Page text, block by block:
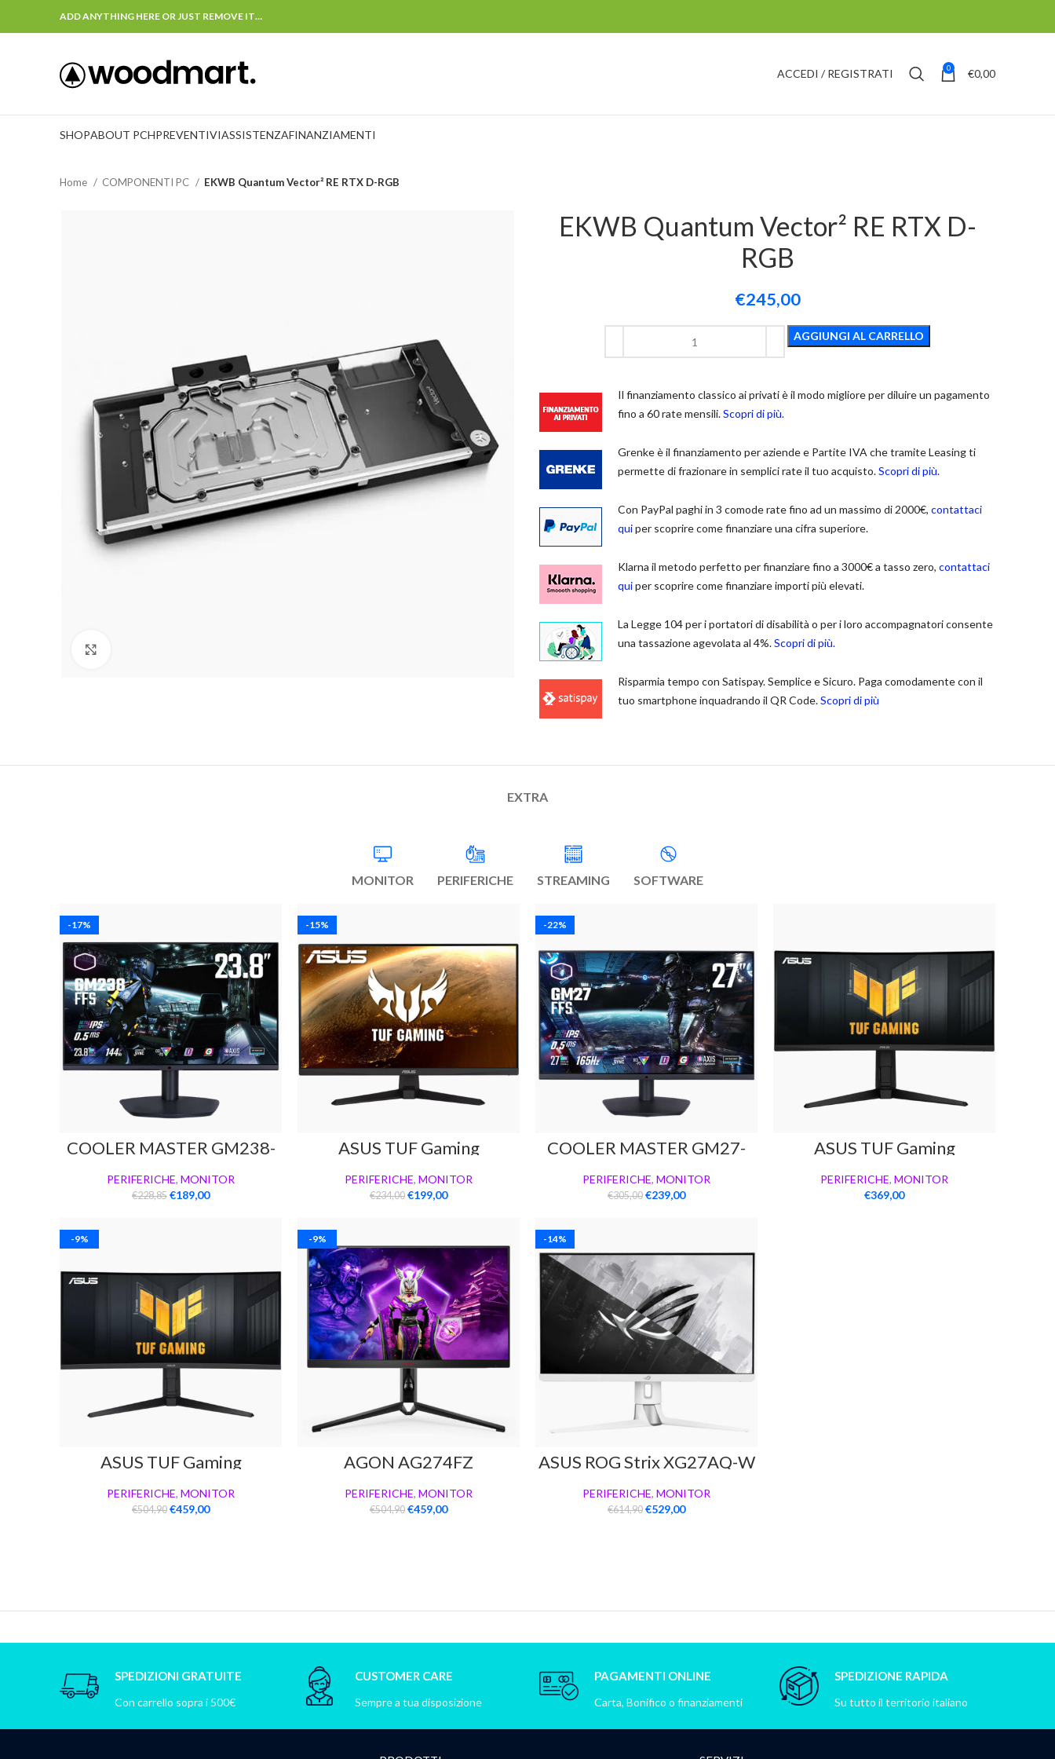
ADD ANYTHING HERE OR JUST REMOVE IT…
ACCEDI / REGISTRATI 0 €0,00
SHOPABOUT PCHPREVENTIVIASSISTENZAFINANZIAMENTI
Home COMPONENTI PC EKWB Quantum Vector² RE RTX D-RGB
EKWB Quantum Vector² RE RTX D-
RGB
€245,00
AGGIUNGI AL CARRELLO
Il finanziamento classico ai privati è il modo migliore per diluire un pagamento
fino a 60 rate mensili.Scopri di più.
Grenke è il finanziamento per aziende e Partite IVA che tramite Leasing ti
permette di frazionare in semplici rate il tuo acquisto.Scopri di più.
Con PayPal paghi in 3 comode rate fino ad un massimo di 2000€, contattaci
quiper scoprire come finanziare una cifra superiore.
Klarna il metodo perfetto per finanziare fino a 3000€ a tasso zero, contattaci
quiper scoprire come finanziare importi più elevati.
La Legge 104 per i portatori di disabilità o per i loro accompagnatori consente
una tassazione agevolata al 4%.Scopri di più.
Risparmia tempo con Satispay. Semplice e Sicuro. Paga comodamente con il
tuo smartphone inquadrando il QR Code.Scopri di più
EXTRA
MONITOR PERIFERICHE STREAMING SOFTWARE
-17%
COOLER MASTER GM238-
PERIFERICHE, MONITOR
€228,85 €189,00
-15%
ASUS TUF Gaming
PERIFERICHE, MONITOR
€234,00 €199,00
-22%
COOLER MASTER GM27-
PERIFERICHE, MONITOR
€305,00 €239,00
ASUS TUF Gaming
PERIFERICHE, MONITOR
€369,00
-9%
ASUS TUF Gaming
PERIFERICHE, MONITOR
€504,90 €459,00
-9%
AGON AG274FZ
PERIFERICHE, MONITOR
€504,90 €459,00
-14%
ASUS ROG Strix XG27AQ-W
PERIFERICHE, MONITOR
€614,90 €529,00
SPEDIZIONI GRATUITE
Con carrello sopra i 500€
CUSTOMER CARE
Sempre a tua disposizione
PAGAMENTI ONLINE
Carta, Bonifico o finanziamenti
SPEDIZIONE RAPIDA
Su tutto il territorio italiano